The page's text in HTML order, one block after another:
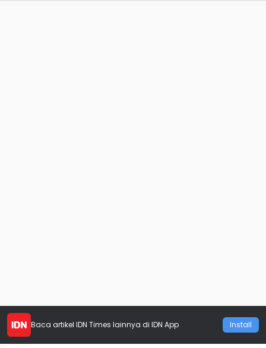
Baca artikel IDN Times lainnya di IDN App Install